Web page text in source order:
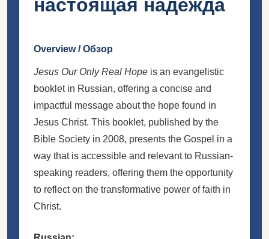
настоящая надежда
Overview / Обзор
Jesus Our Only Real Hope is an evangelistic
booklet in Russian, offering a concise and
impactful message about the hope found in
Jesus Christ. This booklet, published by the
Bible Society in 2008, presents the Gospel in a
way that is accessible and relevant to Russian-
speaking readers, offering them the opportunity
to reflect on the transformative power of faith in
Christ.